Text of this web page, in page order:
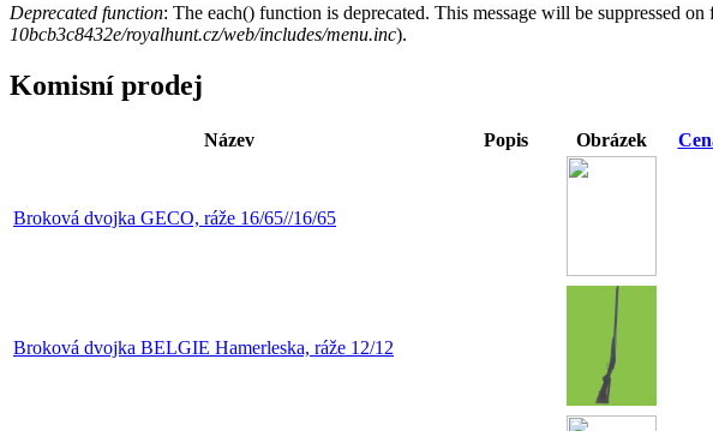
Deprecated function: The each() function is deprecated. This message will be suppressed
10bcb3c8432e/royalhunt.cz/web/includes/menu.inc).
Komisní prodej
Název Popis Obrázek
Broková dvojka GECO, ráže 16/65//16/65
Broková dvojka BELGIE Hamerleska, ráže 12/12